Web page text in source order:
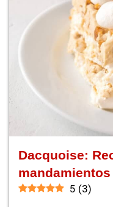
Dacquoise:
5 (3)